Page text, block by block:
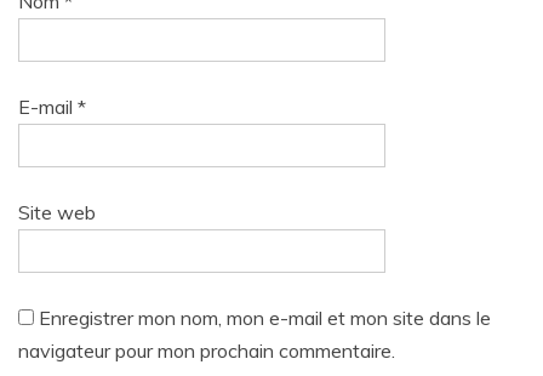
E-mail *
Site web
Enregistrer mon nom, mon e-mail et mon site dans le
navigateur pour mon prochain commentaire.